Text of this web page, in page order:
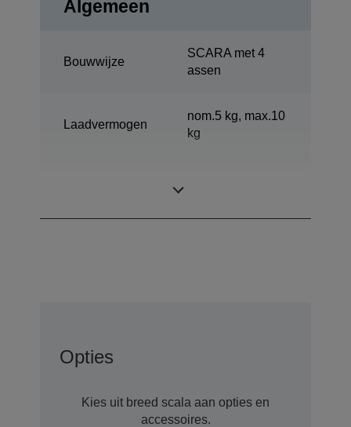
Algemeen
Bouwwijze
SCARA met 4
assen
Laadvermogen
nom.5 kg, max.10
kg
Opties
Kies uit breed scala aan opties en
accessoires.